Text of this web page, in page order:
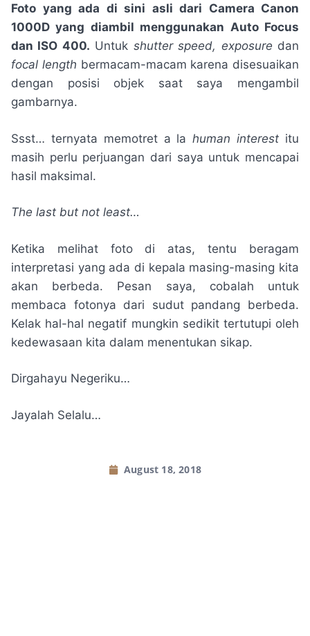
Foto yang ada di sini asli dari Camera Canon
1000D yang diambil menggunakan Auto Focus
dan ISO 400. Untuk shutter speed, exposure dan
focal length bermacam-macam karena disesuaikan
dengan posisi objek saat saya mengambil
gambarnya.
Ssst… ternyata memotret a lahuman interest itu
masih perlu perjuangan dari saya untuk mencapai
hasil maksimal.
The last but not least…
Ketika melihat foto di atas, tentu beragam
interpretasi yang ada di kepala masing-masing kita
akan berbeda. Pesan saya, cobalah untuk
membaca fotonya dari sudut pandang berbeda.
Kelak hal-hal negatif mungkin sedikit tertutupi oleh
kedewasaan kita dalam menentukan sikap.
Dirgahayu Negeriku…
Jayalah Selalu…
August 18, 2018